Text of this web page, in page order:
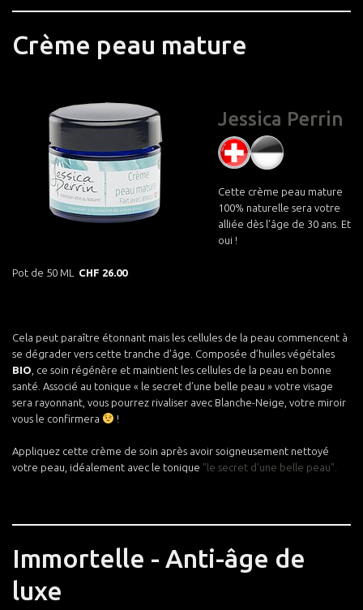
Crème peau mature
Jessica Perrin
Cette crème peau mature
100% naturelle sera votre
alliée dès l’âge de 30 ans. Et
oui !
Pot de 50 ML CHF 26.00
Cela peut paraître étonnant mais les cellules de la peau commencent à
se dégrader vers cette tranche d’âge. Composée d’huiles végétales
BIO , ce soin régénère et maintient les cellules de la peau en bonne
santé. Associé au tonique « le secret d’une belle peau » votre visage
sera rayonnant, vous pourrez rivaliser avec Blanche-Neige, votre miroir
vous le confirmera
!
Appliquez cette crème de soin après avoir soigneusement nettoyé
votre peau, idéalement avec le tonique "le secret d'une belle peau".
Immortelle - Anti-âge de
luxe